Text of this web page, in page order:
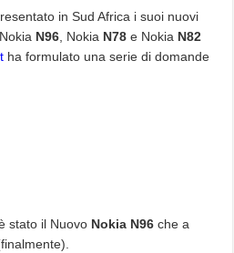
SOS e comandi da remoto
in Sud Africa i suoi nuovi
N96 , Nokia N78 e Nokia N82
ha formulato una serie di domande
stato il Nuovo Nokia N96 che a